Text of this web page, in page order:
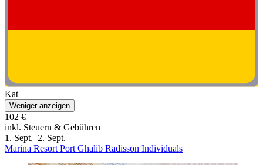
Kat
Weniger anzeigen
102 €
inkl. Steuern & Gebühren
1. Sept.–2. Sept.
Marina Resort Port Ghalib Radisson Individuals